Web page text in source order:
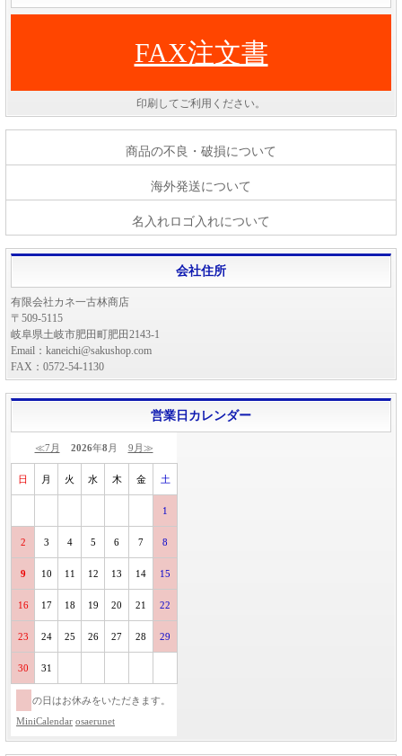
FAX注文書
印刷してご利用ください。
商品の不良・破損について
海外発送について
名入れロゴ入れについて
会社住所
有限会社カネ一古林商店
〒509-5115
岐阜県土岐市肥田町肥田2143-1
Email：kaneichi@sakushop.com
FAX：0572-54-1130
営業日カレンダー
≪7月 2026年8 月 9月≫
日 月 火 水 木 金 土
1
2 3 4 5 6 7 8
9 10 11 12 13 14 15
16 17 18 19 20 21 22
23 24 25 26 27 28 29
30 31
の日はお休みをいただきます。
MiniCalendar osaerunet